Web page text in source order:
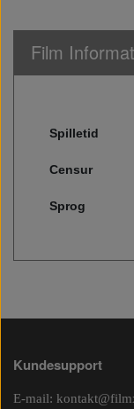
Film
Spilletid
Censur
Sprog
Kundesupport
E-mail: